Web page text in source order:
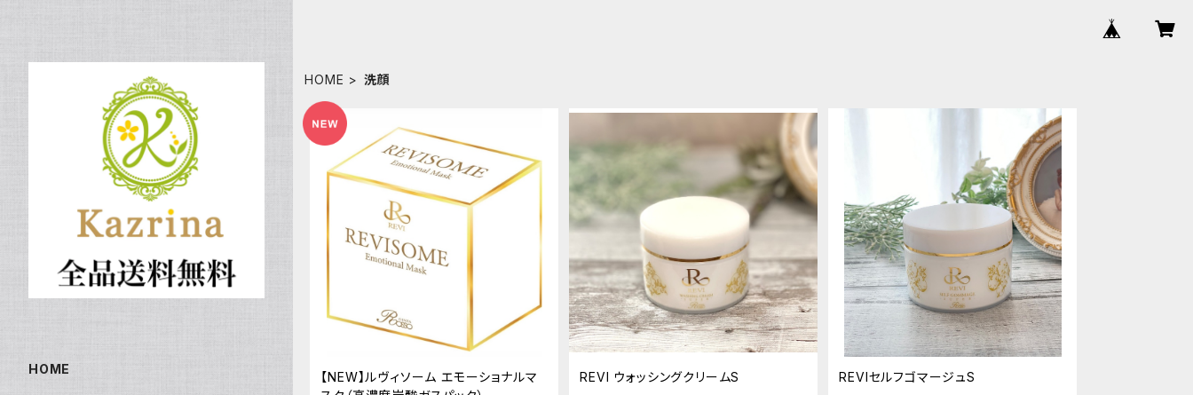
HOME 洗顔
【NEW】ルヴィソーム エモーショナルマ
REVI ウォッシングクリームS
REVIセルフゴマージュS
HOME